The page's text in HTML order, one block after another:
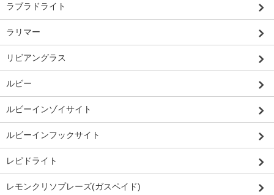
ラブラドライト
ラリマー
リビアングラス
ルビー
ルビーインゾイサイト
ルビーインフックサイト
レピドライト
レモンクリソプレーズ(ガスペイド)